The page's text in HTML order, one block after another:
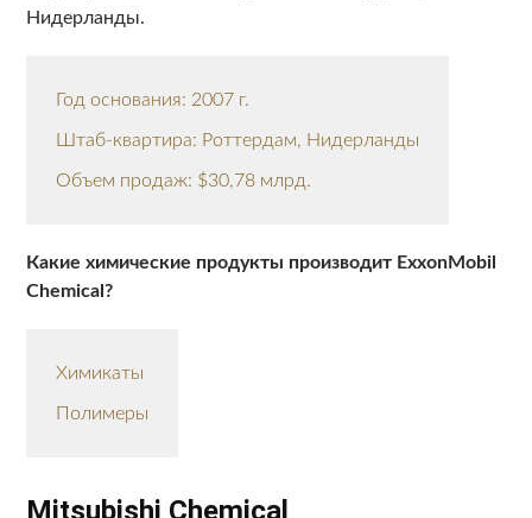
Нидерланды.
Год основания: 2007 г.
Штаб-квартира: Роттердам, Нидерланды
Объем продаж: $30,78 млрд.
Какие химические продукты производит ExxonMobil
Chemical?
Химикаты
Полимеры
Mitsubishi Chemical